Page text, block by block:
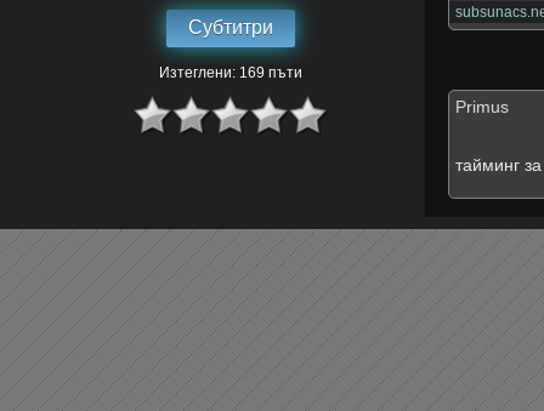
Субтитри
Изтеглени: 169 пъти
Primus
тайминг